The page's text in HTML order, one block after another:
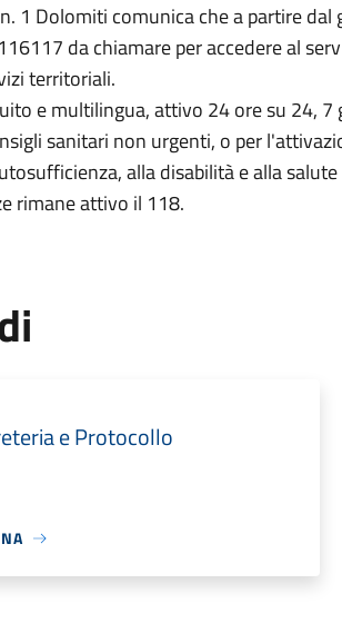
n. 1 Dolomiti comunica che a partire
da chiamare per accedere al
territoriali.
e multilingua, attivo 24 ore su 24, 7
sanitari non urgenti, o per
alla disabilità e alla
rimane attivo il 118.
e Protocollo